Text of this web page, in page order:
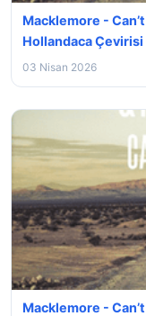
Macklemore -
Hollandaca Çevirisi
03 Nisan 2026
Macklemore -